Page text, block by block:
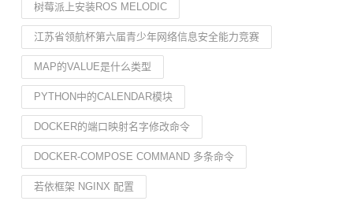
树莓派上安装ROS MELODIC
江苏省领航杯第六届青少年网络信息安全能力竞赛
MAP的VALUE是什么类型
PYTHON中的CALENDAR模块
DOCKER的端口映射名字修改命令
DOCKER-COMPOSE COMMAND 多条命令
若依框架 NGINX 配置